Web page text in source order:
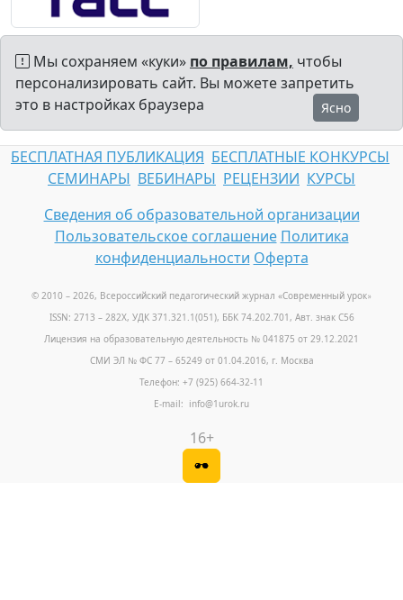
Мы сохраняем «куки» по правилам, чтобы
персонализировать сайт. Вы можете запретить
это в настройках браузера
Ясно
БЕСПЛАТНАЯ ПУБЛИКАЦИЯ БЕСПЛАТНЫЕ КОНКУРСЫ
СЕМИНАРЫ ВЕБИНАРЫ РЕЦЕНЗИИ КУРСЫ
Сведения об образовательной организации
Пользовательское соглашение Политика
конфиденциальности Оферта
© 2010 – 2026, Всероссийский педагогический журнал «Современный урок»
ISSN: 2713 – 282X, УДК 371.321.1(051), ББК 74.202.701, Авт. знак С56
Лицензия на образовательную деятельность № 041875 от 29.12.2021
СМИ ЭЛ № ФС 77 – 65249 от 01.04.2016, г. Москва
Телефон: +7 (925) 664-32-11
E-mail: info@1urok.ru
16+